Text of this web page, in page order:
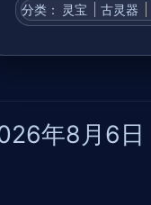
分类 ：​ 灵宝 古灵器
年8月6